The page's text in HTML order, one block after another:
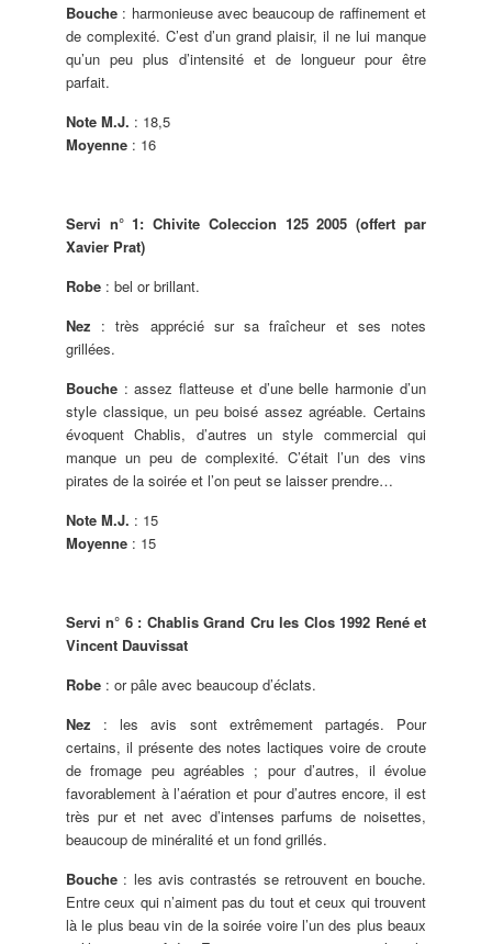
Bouche : harmonieuse avec beaucoup de raffinement et
de complexité. C’est d’un grand plaisir, il ne lui manque
qu’un peu plus d’intensité et de longueur pour être
parfait.
Note M.J. : 18,5
Moyenne : 16
Servi n° 1: Chivite Coleccion 125 2005 (offert par
Xavier Prat)
Robe : bel or brillant.
Nez : très apprécié sur sa fraîcheur et ses notes
grillées.
Bouche : assez flatteuse et d’une belle harmonie d’un
style classique, un peu boisé assez agréable. Certains
évoquent Chablis, d’autres un style commercial qui
manque un peu de complexité. C’était l’un des vins
pirates de la soirée et l’on peut se laisser prendre…
Note M.J. : 15
Moyenne : 15
Servi n° 6 : Chablis Grand Cru les Clos 1992 René et
Vincent Dauvissat
Robe : or pâle avec beaucoup d’éclats.
Nez : les avis sont extrêmement partagés. Pour
certains, il présente des notes lactiques voire de croute
de fromage peu agréables ; pour d’autres, il évolue
favorablement à l’aération et pour d’autres encore, il est
très pur et net avec d’intenses parfums de noisettes,
beaucoup de minéralité et un fond grillés.
Bouche : les avis contrastés se retrouvent en bouche.
Entre ceux qui n’aiment pas du tout et ceux qui trouvent
là le plus beau vin de la soirée voire l’un des plus beaux